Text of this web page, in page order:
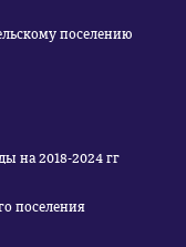
поселению
среды на 2018-2024 гг
поселения